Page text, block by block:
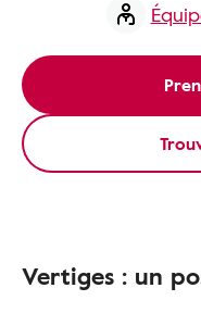
Vertiges : un